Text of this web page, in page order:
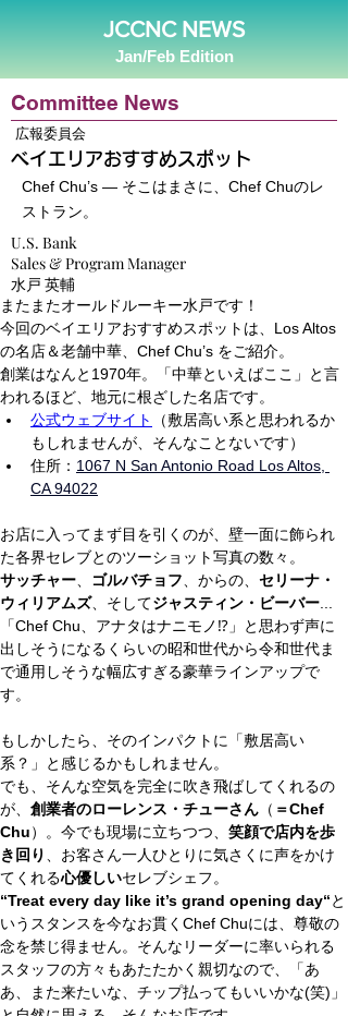
JCCNC NEWS
Jan/Feb Edition
Committee News
広報委員会
ベイエリアおすすめスポット
Chef Chu’s ― そこはまさに、Chef Chuのレ
ストラン。
U.S. Bank
Sales & Program Manager
水戸 英輔
またまたオールドルーキー水戸です！
今回のベイエリアおすすめスポットは、Los Altos
の名店＆老舗中華、Chef Chu’s をご紹介。
創業はなんと1970年。「中華といえばここ」と言
われるほど、地元に根ざした名店です。
公式ウェブサイト
（敷居高い系と思われるか
もしれませんが、そんなことないです）
住所： 1067 N San Antonio Road Los Altos,
CA 94022
お店に入ってまず目を引くのが、壁一面に飾られ
た各界セレブとのツーショット写真の数々。
サッチャー
ゴルバチョフ 、からの、 セリーナ・
ウィリアムズ、そしてジャスティン・ビーバー
「Chef Chu、アナタはナニモノ⁉︎」と思わず声に
出しそうになるくらいの昭和世代から令和世代ま
で通用しそうな幅広すぎる豪華ラインアップで
す。
もしかしたら、そのインパクトに「敷居高い
系？」と感じるかもしれません。
でも、そんな空気を完全に吹き飛ばしてくれるの
が、 創業者のローレンス・チューさん （ ＝Chef
Chu）。今でも現場に立ちつつ、 笑顔で店内を歩
き回り
、お客さん一人ひとりに気さくに声をかけ
てくれる心優しいセレブシェフ。
“Treat every day like it’s grand opening day“と
いうスタンスを今なお貫くChef Chuには、尊敬の
念を禁じ得ません。そんなリーダーに率いられる
スタッフの方々もあたたかく親切なので、「あ
あ、また来たいな、チップ払ってもいいかな(笑)」